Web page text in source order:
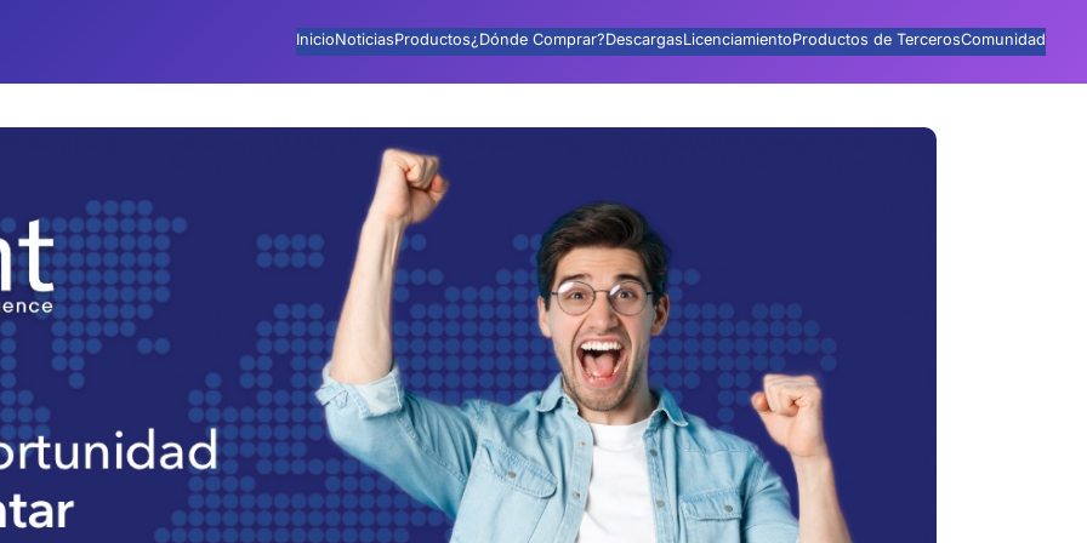
InicioNoticiasProductos¿Dónde Comprar?DescargasLicenciamientoProductos de TercerosComunidad